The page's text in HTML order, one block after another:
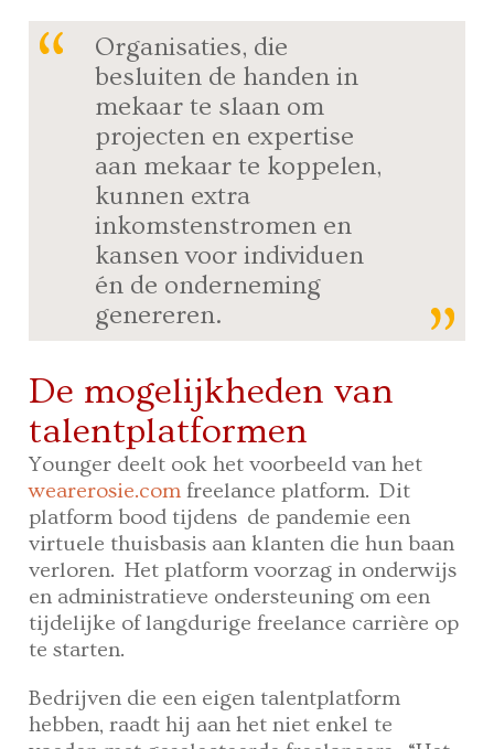
Organisaties, die
besluiten de handen in
mekaar te slaan om
projecten en expertise
aan mekaar te koppelen,
kunnen extra
inkomstenstromen en
kansen voor individuen
én de onderneming
genereren.
De mogelijkheden van
talentplatformen
Younger deelt ook het voorbeeld van het
wearerosie.com freelance platform. Dit
platform bood tijdens de pandemie een
virtuele thuisbasis aan klanten die hun baan
verloren. Het platform voorzag in onderwijs
en administratieve ondersteuning om een
tijdelijke of langdurige freelance carrière op
te starten.
Bedrijven die een eigen talentplatform
hebben, raadt hij aan het niet enkel te